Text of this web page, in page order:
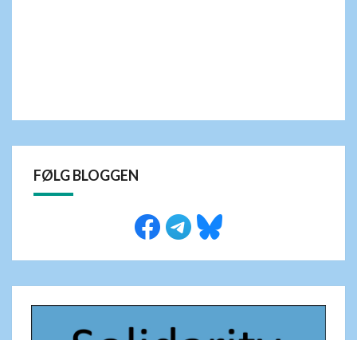
FØLG BLOGGEN